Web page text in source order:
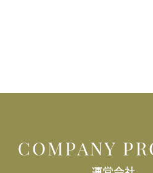
COMPANY